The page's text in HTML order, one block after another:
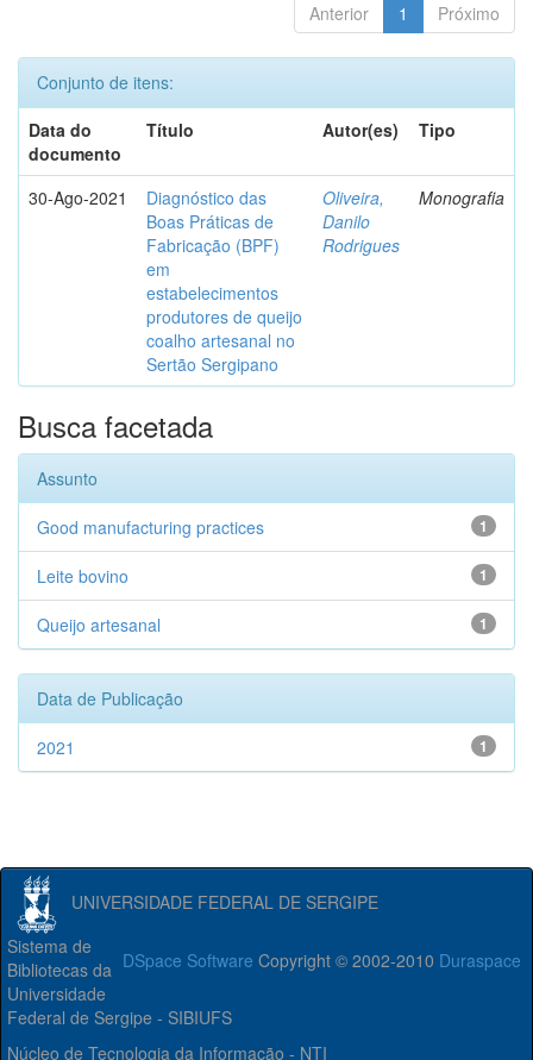
Anterior 1 Próximo
Conjunto de itens:
Data do
documento
Título Autor(es) Tipo
30-Ago-2021
Diagnóstico das
Boas Práticas de
Fabricação (BPF)
em
estabelecimentos
produtores de queijo
coalho artesanal no
Sertão Sergipano
Oliveira,
Danilo
Rodrigues
Monografia
Busca facetada
Assunto
1
Good manufacturing practices
1
Leite bovino
1
Queijo artesanal
Data de Publicação
1
2021
UNIVERSIDADE FEDERAL DE SERGIPE
DSpace Software Copyright © 2002-2010 Duraspace
Sistema de
Bibliotecas da
Universidade
Federal de Sergipe - SIBIUFS
Núcleo de Tecnologia da Informação - NTI